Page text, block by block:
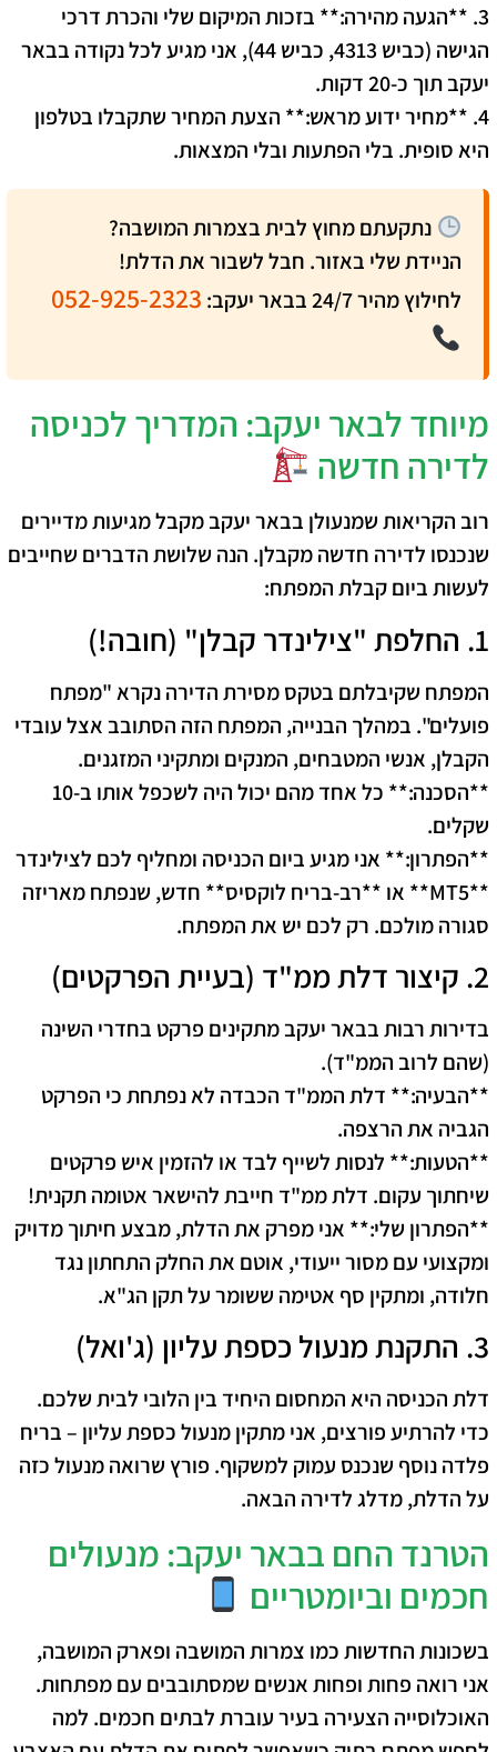
3. **הגעה מהירה:** בזכות המיקום שלי והכרת דרכי
הגישה (כביש 4313, כביש 44), אני מגיע לכל נקודה בבאר
יעקב תוך כ-20 דקות.
4. **מחיר ידוע מראש:** הצעת המחיר שתקבלו בטלפון
היא סופית. בלי הפתעות ובלי המצאות.
נתקעתם מחוץ לבית בצמרות המושבה?
הניידת שלי באזור. חבל לשבור את הדלת!
לחילוץ מהיר 24/7 בבאר יעקב:
052-925-2323
מיוחד לבאר יעקב: המדריך לכניסה
לדירה חדשה
רוב הקריאות שמנעולן בבאר יעקב מקבל מגיעות מדיירים
שנכנסו לדירה חדשה מקבלן. הנה שלושת הדברים שחייבים
לעשות ביום קבלת המפתח:
1. החלפת "צילינדר קבלן" (חובה!)
המפתח שקיבלתם בטקס מסירת הדירה נקרא "מפתח
פועלים". במהלך הבנייה, המפתח הזה הסתובב אצל עובדי
הקבלן, אנשי המטבחים, המנקים ומתקיני המזגנים.
**הסכנה:** כל אחד מהם יכול היה לשכפל אותו ב-10
שקלים.
**הפתרון:** אני מגיע ביום הכניסה ומחליף לכם לצילינדר
**MT5** או **רב-בריח לוקסיס** חדש, שנפתח מאריזה
סגורה מולכם. רק לכם יש את המפתח.
2. קיצור דלת ממ"ד (בעיית הפרקטים)
בדירות רבות בבאר יעקב מתקינים פרקט בחדרי השינה
(שהם לרוב הממ"ד).
**הבעיה:** דלת הממ"ד הכבדה לא נפתחת כי הפרקט
הגביה את הרצפה.
**הטעות:** לנסות לשייף לבד או להזמין איש פרקטים
שיחתוך עקום. דלת ממ"ד חייבת להישאר אטומה תקנית!
**הפתרון שלי:** אני מפרק את הדלת, מבצע חיתוך מדויק
ומקצועי עם מסור ייעודי, אוטם את החלק התחתון נגד
חלודה, ומתקין סף אטימה ששומר על תקן הג"א.
3. התקנת מנעול כספת עליון (ג'ואל)
דלת הכניסה היא המחסום היחיד בין הלובי לבית שלכם.
כדי להרתיע פורצים, אני מתקין מנעול כספת עליון – בריח
פלדה נוסף שנכנס עמוק למשקוף. פורץ שרואה מנעול כזה
על הדלת, מדלג לדירה הבאה.
הטרנד החם בבאר יעקב: מנעולים
חכמים וביומטריים
בשכונות החדשות כמו צמרות המושבה ופארק המושבה,
אני רואה פחות ופחות אנשים שמסתובבים עם מפתחות.
האוכלוסייה הצעירה בעיר עוברת לבתים חכמים. למה